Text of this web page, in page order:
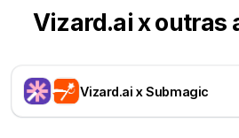
Vizard.ai x outras
Vizard.ai x Submagic